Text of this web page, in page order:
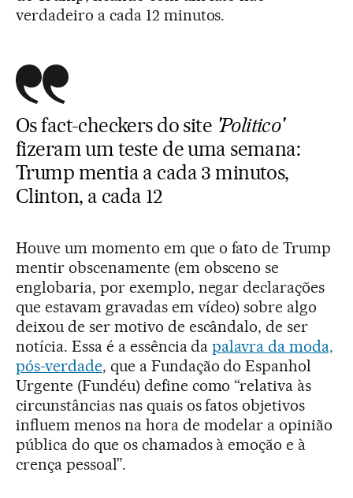
verdadeiro a cada 12 minutos.
Os fact-checkers do site 'Politico'
fizeram um teste de uma semana:
Trump mentia a cada 3 minutos,
Clinton, a cada 12
Houve um momento em que o fato de Trump
mentir obscenamente (em obsceno se
englobaria, por exemplo, negar declarações
que estavam gravadas em vídeo) sobre algo
deixou de ser motivo de escândalo, de ser
notícia. Essa é a essência dapalavra da moda,
pós-verdade, que a Fundação do Espanhol
Urgente (Fundéu) define como “relativa às
circunstâncias nas quais os fatos objetivos
influem menos na hora de modelar a opinião
pública do que os chamados à emoção e à
crença pessoal”.